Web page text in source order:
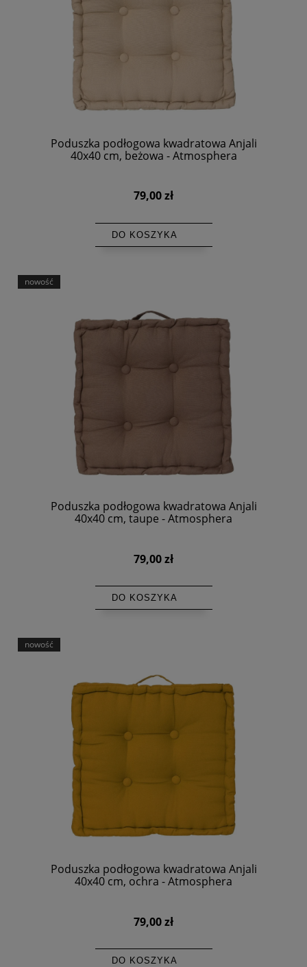
Poduszka podłogowa kwadratowa Anjali
40x40 cm, beżowa - Atmosphera
79,00 zł
DO KOSZYKA
Poduszka podłogowa kwadratowa Anjali
40x40 cm, taupe - Atmosphera
79,00 zł
DO KOSZYKA
nowość
Poduszka podłogowa kwadratowa Anjali
40x40 cm, ochra - Atmosphera
79,00 zł
DO KOSZYKA
nowość